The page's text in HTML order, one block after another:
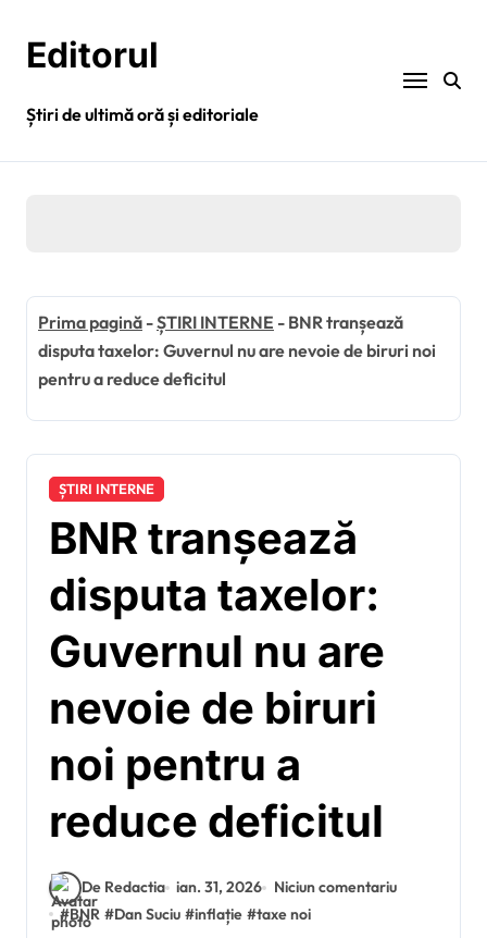
conținutEditorul
Știri de ultimă oră și editoriale
Prima pagină -ȘTIRI INTERNE - BNR tranșează
disputa taxelor: Guvernul nu are nevoie de biruri noi
pentru a reduce deficitul
ȘTIRI INTERNE
BNR tranșează
disputa taxelor:
Guvernul nu are
nevoie de biruri
noi pentru a
reduce deficitul
De Redactia ian. 31, 2026
Niciun comentariu
#BNR #Dan Suciu #inflație #taxe noi